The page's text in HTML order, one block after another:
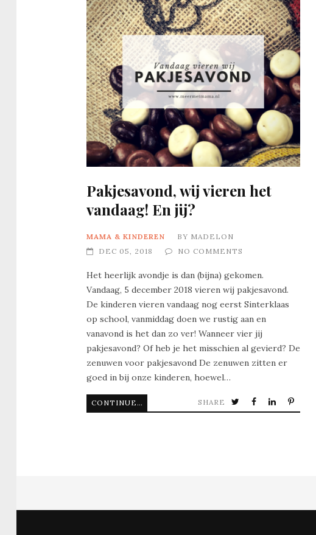
Pakjesavond, wij vieren het
vandaag! En jij?
MAMA & KINDEREN BY MADELON
DEC 05, 2018
NO COMMENTS
Het heerlijk avondje is dan (bijna) gekomen.
Vandaag, 5 december 2018 vieren wij pakjesavond.
De kinderen vieren vandaag nog eerst Sinterklaas
op school, vanmiddag doen we rustig aan en
vanavond is het dan zo ver! Wanneer vier jij
pakjesavond? Of heb je het misschien al gevierd? De
zenuwen voor pakjesavond De zenuwen zitten er
goed in bij onze kinderen, hoewel…
CONTINUE READING SHARE